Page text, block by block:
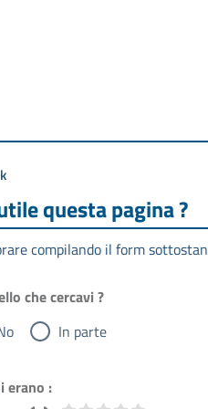
questa pagina ?
compilando il form
che cercavi ?
In parte
erano :